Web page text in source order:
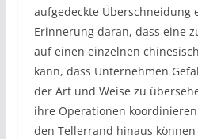
aufgedeckte Überschneidung
Erinnerung daran, dass eine
auf einen einzelnen
kann, dass Unternehmen
der Art und Weise zu
ihre Operationen
den Tellerrand hinaus